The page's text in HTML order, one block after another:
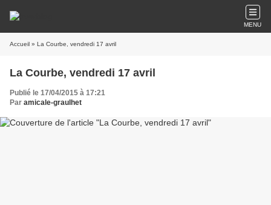
MENU
Accueil » La Courbe, vendredi 17 avril
La Courbe, vendredi 17 avril
Publié le 17/04/2015 à 17:21
Par amicale-graulhet